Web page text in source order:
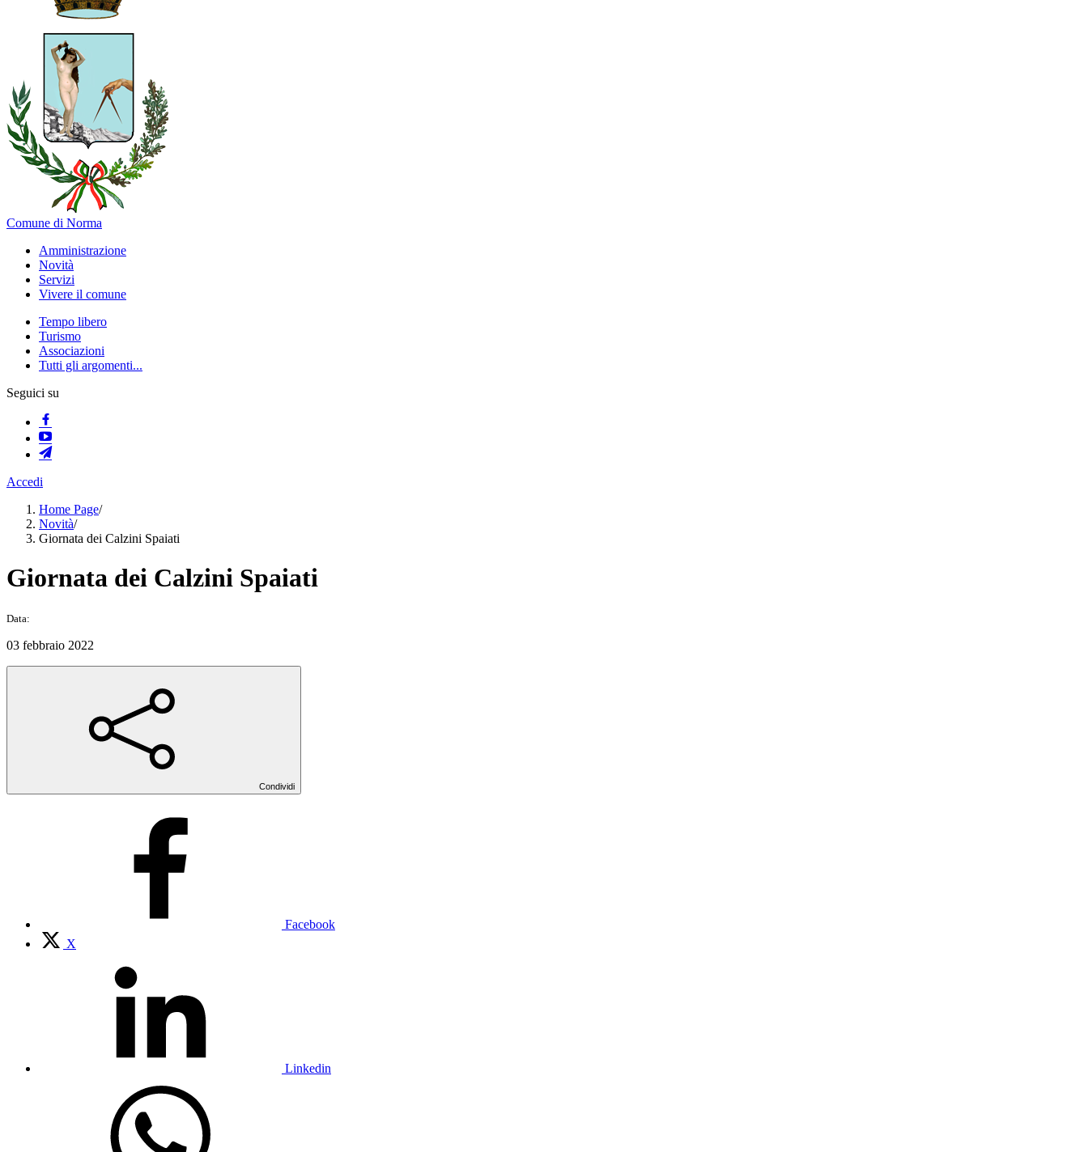
Comune di Norma
Amministrazione
Novità
Servizi
Vivere il comune
Tempo libero
Turismo
Associazioni
Tutti gli argomenti...
Seguici su
Accedi
Home Page/
Novità/
Giornata dei Calzini Spaiati
Giornata dei Calzini Spaiati
Data:
03 febbraio 2022
Condividi
Facebook
X
Linkedin